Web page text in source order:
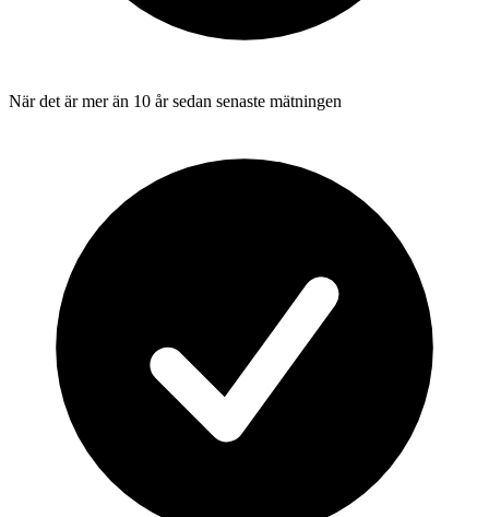
När det är mer än 10 år sedan senaste mätningen